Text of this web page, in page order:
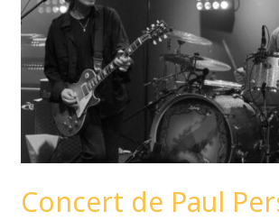
Concert de Paul